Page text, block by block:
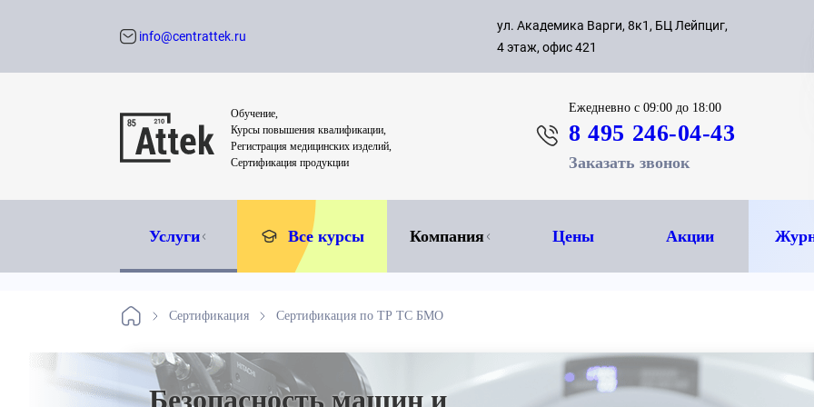
с 09:00
8 495
info@centrattek.ru
ул. Академика Варги, 8к1, БЦ Лейпциг,
4 этаж, офис 421
Обучение,
Курсы повышения квалификации,
Регистрация медицинских изделий,
Сертификация продукции
Ежедневнос 09:00 до 18:00
8 495 246-04-43
Заказать звонок
Услуги Все курсы Компания Цены Акции
Сертификация Сертификация по ТР ТС БМО
Безопасность машин и